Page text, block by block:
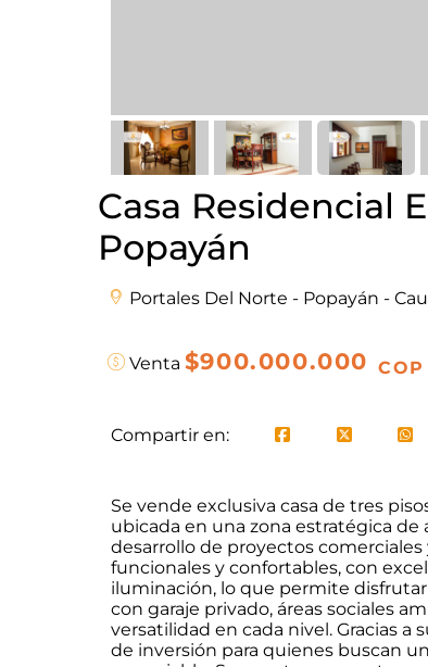
Casa Residencial
Popayán
Portales Del Norte - Popayán -
Venta $900.000.000COP
Compartir en:
Se vende exclusiva casa de tres
ubicada en una zona estratégica
desarrollo de proyectos
funcionales y confortables, con
iluminación, lo que permite
con garaje privado, áreas sociales
versatilidad en cada nivel. Gracias
de inversión para quienes buscan